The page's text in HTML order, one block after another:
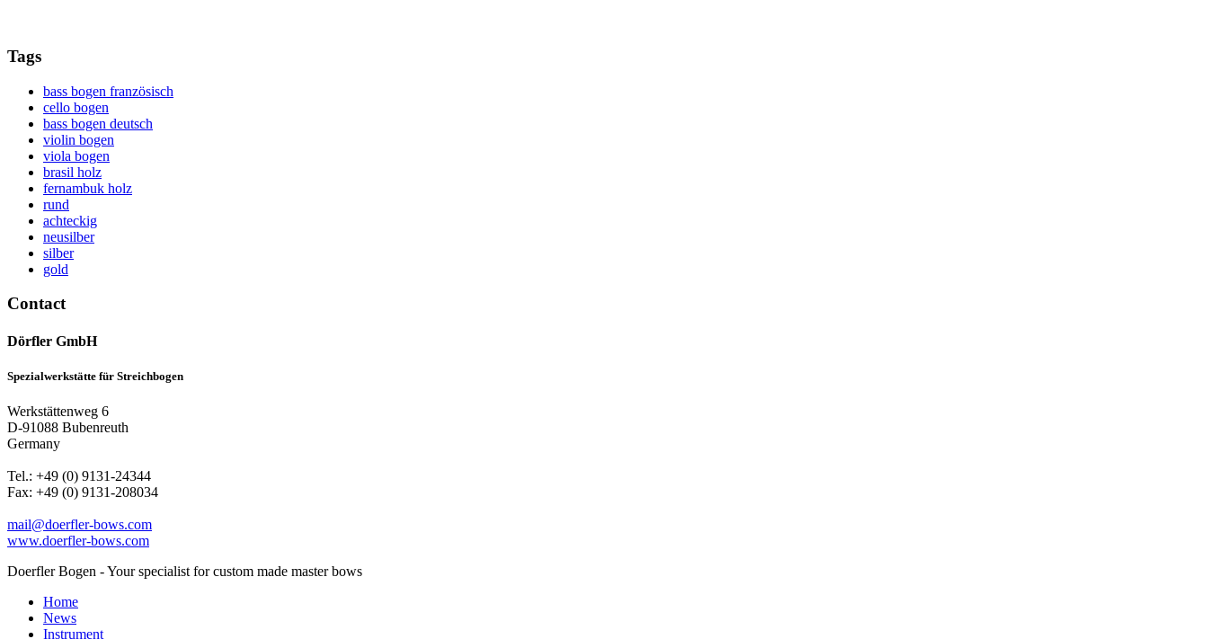
Tags
bass bogen französisch
cello bogen
bass bogen deutsch
violin bogen
viola bogen
brasil holz
fernambuk holz
rund
achteckig
neusilber
silber
gold
Contact
Dörfler GmbH
Spezialwerkstätte für Streichbogen
Werkstättenweg 6
D-91088 Bubenreuth
Germany
Tel.: +49 (0) 9131-24344
Fax: +49 (0) 9131-208034
mail@doerfler-bows.com
www.doerfler-bows.com
Doerfler Bogen - Your specialist for custom made master bows
Home
News
Instrument